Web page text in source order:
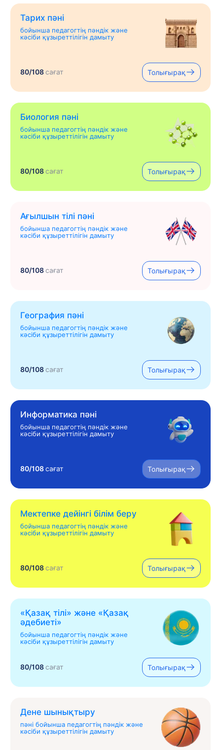
Тарих пәні
бойынша педагогтің пәндік және
кәсіби құзыреттілігін дамыту
80/108сағат Толығырақ
Биология пәні
бойынша педагогтің пәндік және
кәсіби құзыреттілігін дамыту
80/108сағат Толығырақ
Ағылшын тілі пәні
бойынша педагогтің пәндік және
кәсіби құзыреттілігін дамыту
80/108сағат Толығырақ
География пәні
бойынша педагогтің пәндік және
кәсіби құзыреттілігін дамыту
80/108сағат Толығырақ
Информатика пәні
бойынша педагогтің пәндік және
кәсіби құзыреттілігін дамыту
80/108сағат Толығырақ
Мектепке дейінгі білім беру
бойынша педагогтің пәндік және
кәсіби құзыреттілігін дамыту
80/108сағат Толығырақ
«Қазақ тілі» жəне «Қазақ
əдебиеті»
бойынша педагогтің пәндік және
кәсіби құзыреттілігін дамыту
80/108сағат Толығырақ
Дене шынықтыру
пәні бойынша педагогтің пәндік және
кәсіби құзыреттілігін дамыту